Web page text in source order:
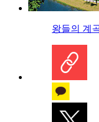
왕들의 계